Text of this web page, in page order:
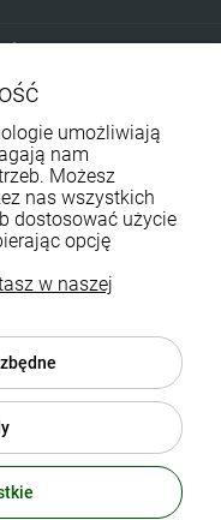
umożliwiają
nam
Możesz
nas wszystkich
dostosować użycie
opcję
w naszej